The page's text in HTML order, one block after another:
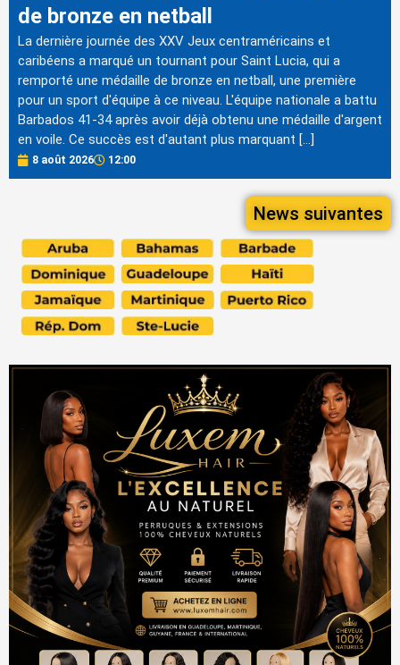
de bronze en netball
La dernière journée des XXV Jeux centraméricains et
caribéens a marqué un tournant pour Saint Lucia, qui a
remporté une médaille de bronze en netball, une première
pour un sport d'équipe à ce niveau. L'équipe nationale a battu
Barbados 41-34 après avoir déjà obtenu une médaille d'argent
en voile. Ce succès est d'autant plus marquant […]
8 août 2026 12:00
News suivantes